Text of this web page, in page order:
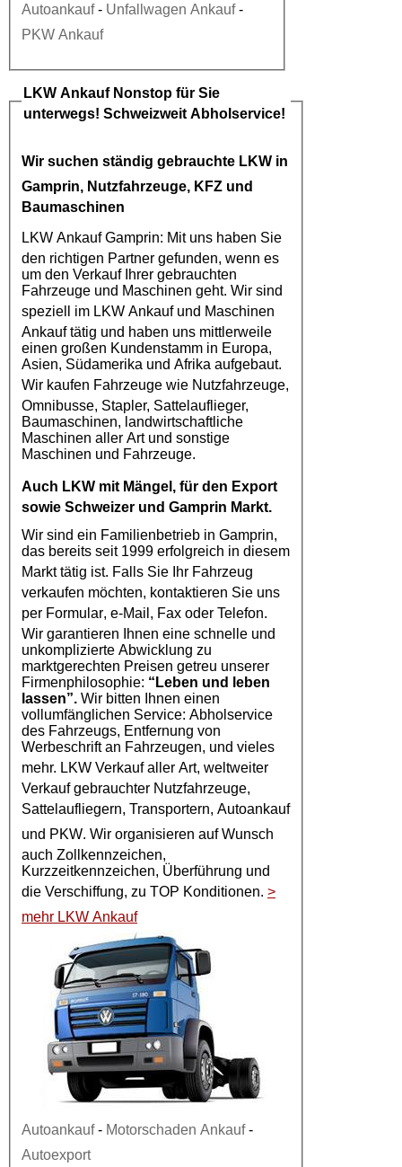
Autoankauf- Unfallwagen Ankauf-
PKW Ankauf
LKW AnkaufNonstop für Sie
unterwegs! Schweizweit Abholservice!
Wir suchen ständig gebrauchte LKW in
Gamprin, Nutzfahrzeuge, KFZ und
Baumaschinen
LKW Ankauf Gamprin: Mit uns haben Sie
den richtigen Partner gefunden, wenn es
um den Verkauf Ihrer gebrauchten
Fahrzeuge und Maschinen geht. Wir sind
speziell im LKW Ankaufund Maschinen
Ankauf tätig und haben uns mittlerweile
einen großen Kundenstamm in Europa,
Asien, Südamerika und Afrika aufgebaut.
Wir kaufen Fahrzeuge wie Nutzfahrzeuge,
Omnibusse, Stapler, Sattelauflieger,
Baumaschinen, landwirtschaftliche
Maschinen aller Art und sonstige
Maschinen und Fahrzeuge.
Auch LKW mit Mängel, für den Export
sowie Schweizer und Gamprin Markt.
Wir sind ein Familienbetrieb in Gamprin,
das bereits seit 1999 erfolgreich in diesem
Markt tätig ist. Falls Sie Ihr Fahrzeug
verkaufen möchten, kontaktieren Sie uns
per Formular, e-Mail, Fax oder Telefon.
Wir garantieren Ihnen eine schnelle und
unkomplizierte Abwicklung zu
marktgerechten Preisen getreu unserer
Firmenphilosophie: “Leben und leben
lassen”. Wir bitten Ihnen einen
vollumfänglichen Service: Abholservice
des Fahrzeugs, Entfernung von
Werbeschrift an Fahrzeugen, und vieles
mehr. LKW Verkaufaller Art, weltweiter
Verkauf gebrauchter Nutzfahrzeuge,
Sattelaufliegern, Transportern, Autoankauf
und PKW. Wir organisieren auf Wunsch
auch Zollkennzeichen,
Kurzzeitkennzeichen, Überführung und
die Verschiffung, zu TOP Konditionen. >
mehr LKW Ankauf
Autoankauf- Motorschaden Ankauf-
Autoexport